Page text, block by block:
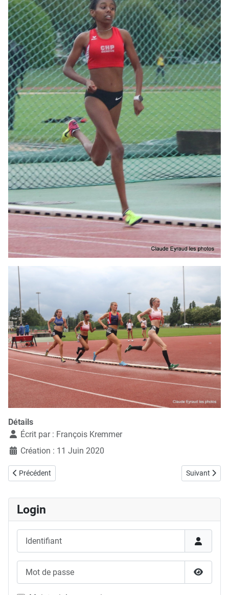
Détails
Écrit par : François Kremmer
Création : 11 Juin 2020
Article précédent : Meeting CHP Genève
Précédent Article
Suivant
Login
Afficher